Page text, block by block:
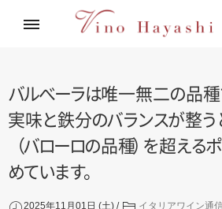
林基
レシ
バルべーラは唯一無二の品種
実味と鉄分のバランスが整う
（バローロの品種） を超え るポ
めています。
2025年11月01日 (土) イタリアワイン通